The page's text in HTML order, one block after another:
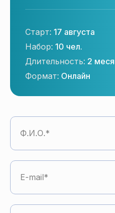
Старт: 17 августа
Набор: 10 чел.
Длительность: 2
Формат: Онлайн
Ф.И.О.
E-mail